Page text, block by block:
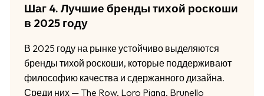
Шаг 4. Лучшие бренды тихой роскоши
в 2025 году
В 2025 году на рынке устойчиво выделяются
бренды тихой роскоши, которые поддерживают
философию качества и сдержанного дизайна.
Среди них — The Row, Loro Piana, Brunello